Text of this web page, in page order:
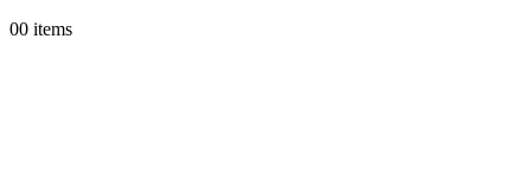
00 items